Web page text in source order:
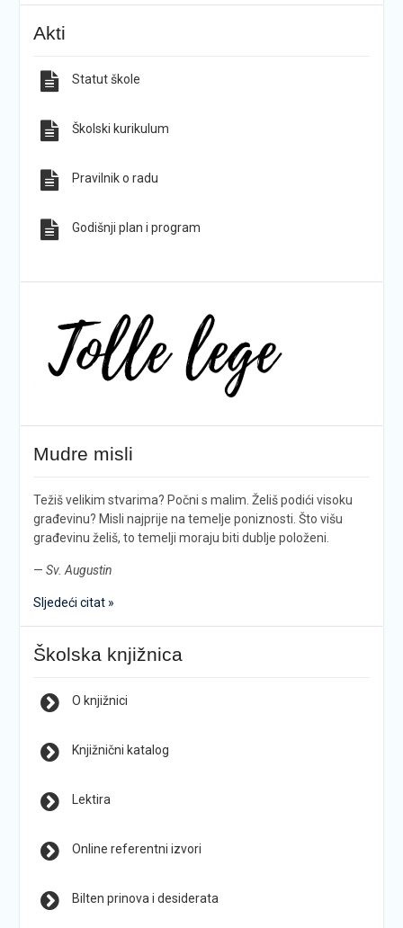
Akti
Statut škole
Školski kurikulum
Pravilnik o radu
Godišnji plan i program
Mudre misli
Težiš velikim stvarima? Počni s malim. Želiš podići visoku
građevinu? Misli najprije na temelje poniznosti. Što višu
građevinu želiš, to temelji moraju biti dublje položeni.
— Sv. Augustin
Sljedeći citat »
Školska knjižnica
O knjižnici
Knjižnični katalog
Lektira
Online referentni izvori
Bilten prinova i desiderata